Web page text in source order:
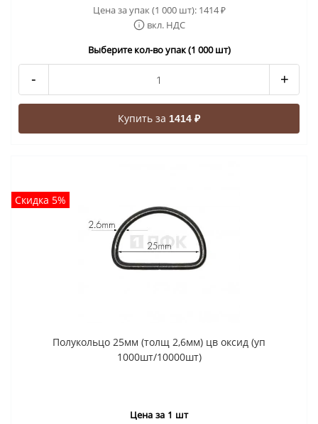
Цена за упак (1 000 шт): 1414₽
вкл. НДС
Выберите кол-во упак (1 000 шт)
- +
Купить за 1414 ₽
Скидка 5%
Полукольцо 25мм (толщ 2,6мм) цв оксид (уп
1000шт/10000шт)
Цена за 1 шт